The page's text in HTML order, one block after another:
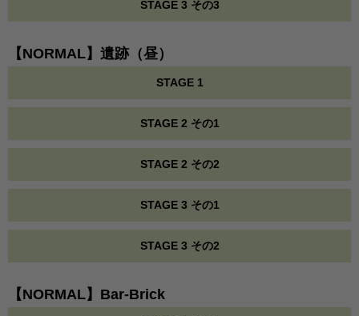
STAGE 3 その3
【NORMAL】遺跡（昼）
STAGE 1
STAGE 2 その1
STAGE 2 その2
STAGE 3 その1
STAGE 3 その2
【NORMAL】Bar-Brick